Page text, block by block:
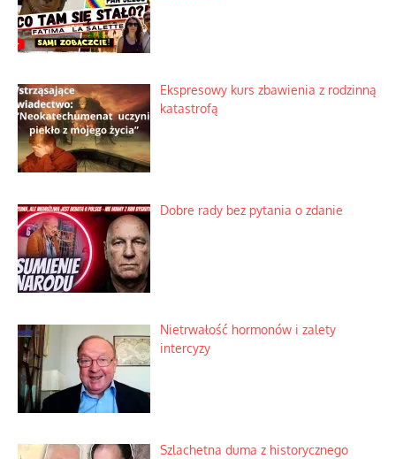
Ekspresowy kurs zbawienia z rodzinną
katastrofą
Dobre rady bez pytania o zdanie
Nietrwałość hormonów i zalety
intercyzy
Szlachetna duma z historycznego